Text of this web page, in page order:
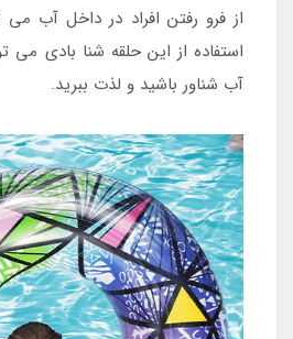
از فرو رفتن افراد در داخل آب
استفاده از این حلقه شنا بادی می
آب شناور باشید و لذت ببرید.